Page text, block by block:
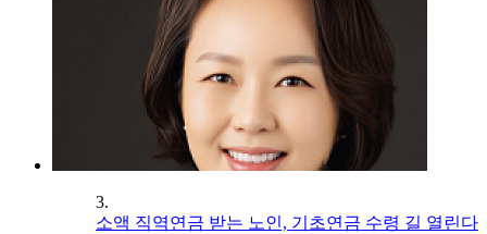
3.
소액 직역연금 받는 노인, 기초연금 수령 길 열린다